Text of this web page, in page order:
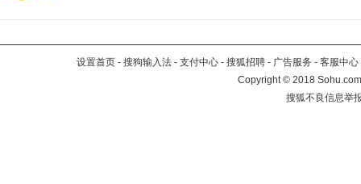
设置首页 - 搜狗输入法 - 支付中心 - 搜狐招聘 - 广告服务 - 客服中心
Copyright©2018
搜狐不良信息举